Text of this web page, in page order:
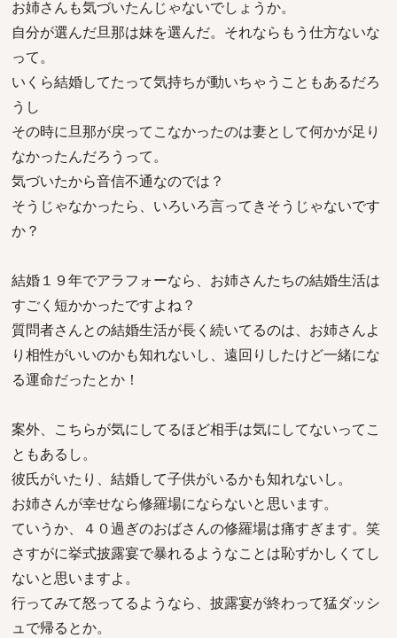
お姉さんも気づいたんじゃないでしょうか。
自分が選んだ旦那は妹を選んだ。それならもう仕方ないな
って。
いくら結婚してたって気持ちが動いちゃうこともあるだろ
うし
その時に旦那が戻ってこなかったのは妻として何かが足り
なかったんだろうって。
気づいたから音信不通なのでは？
そうじゃなかったら、いろいろ言ってきそうじゃないです
か？
結婚１９年でアラフォーなら、お姉さんたちの結婚生活は
すごく短かかったですよね？
質問者さんとの結婚生活が長く続いてるのは、お姉さんよ
り相性がいいのかも知れないし、遠回りしたけど一緒にな
る運命だったとか！
案外、こちらが気にしてるほど相手は気にしてないってこ
ともあるし。
彼氏がいたり、結婚して子供がいるかも知れないし。
お姉さんが幸せなら修羅場にならないと思います。
ていうか、４０過ぎのおばさんの修羅場は痛すぎます。笑
さすがに挙式披露宴で暴れるようなことは恥ずかしくてし
ないと思いますよ。
行ってみて怒ってるようなら、披露宴が終わって猛ダッシ
ュで帰るとか。